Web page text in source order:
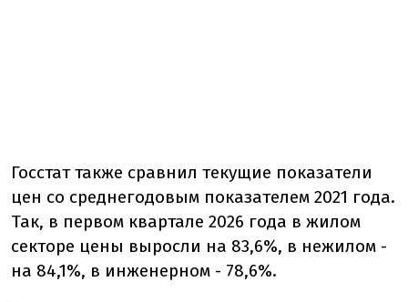
Госстат также сравнил текущие показатели
цен со среднегодовым показателем 2021 года.
Так, в первом квартале 2026 года в жилом
секторе цены выросли на 83,6%, в нежилом -
на 84,1%, в инженерном - 78,6%.